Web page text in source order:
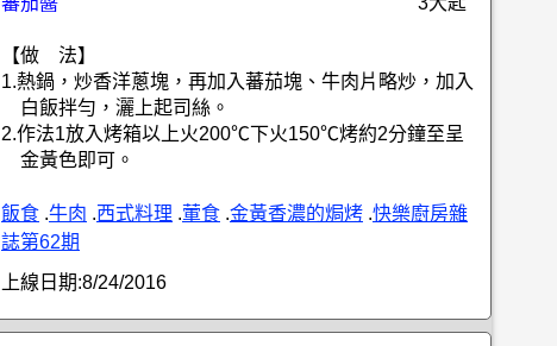
【做 法】
1.熱鍋，炒香洋蔥塊，再加入蕃茄塊、牛肉片略炒，加入
白飯拌勻，灑上起司絲。
2.作法1放入烤箱以上火200℃下火150℃烤約2分鐘至呈
金黃色即可。
飯食 .牛肉 .西式料理 .葷食 .金黃香濃的焗烤 .快樂廚房雜
誌第62期
上線日期:8/24/2016